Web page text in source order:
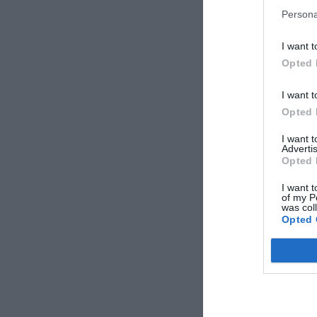
I want
Opted
I want
Opted
I want
Opted
I want
of my
was
Opted